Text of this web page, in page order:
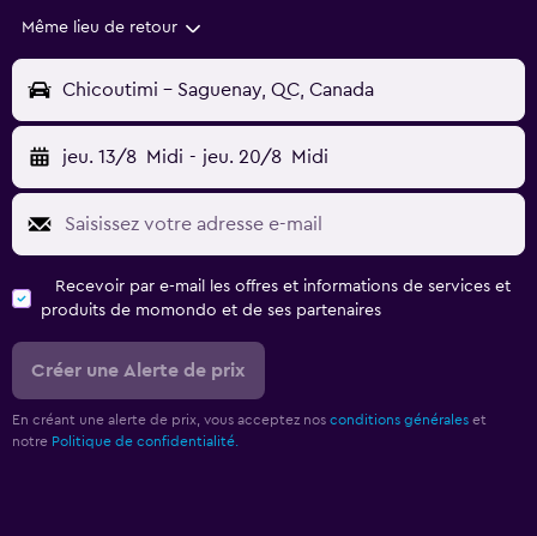
Même lieu de retour
Chicoutimi - Saguenay, QC, Canada
jeu. 13/8 Midi - jeu. 20/8 Midi
Recevoir par e-mail les offres et informations de services et
produits de momondo et de ses partenaires
Créer une Alerte de prix
En créant une alerte de prix, vous acceptez nos conditions générales et
notre Politique de confidentialité.